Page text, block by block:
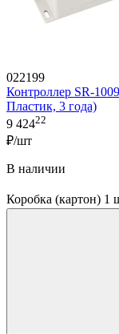
022199
Контроллер SR-
Пластик, 3 года)
9 42422
₽/шт
В наличии
Коробка (картон)